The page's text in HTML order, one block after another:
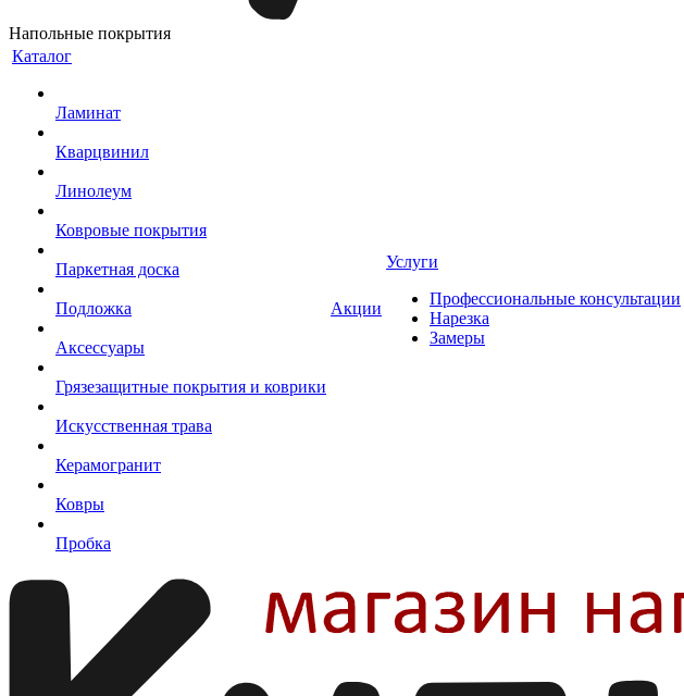
Напольные покрытия
Каталог
Ламинат
Кварцвинил
Линолеум
Ковровые покрытия
Паркетная доска
Подложка
Аксессуары
Грязезащитные покрытия и коврики
Искусственная трава
Керамогранит
Ковры
Пробка
Акции
Услуги
Профессиональные консультации
Нарезка
Замеры